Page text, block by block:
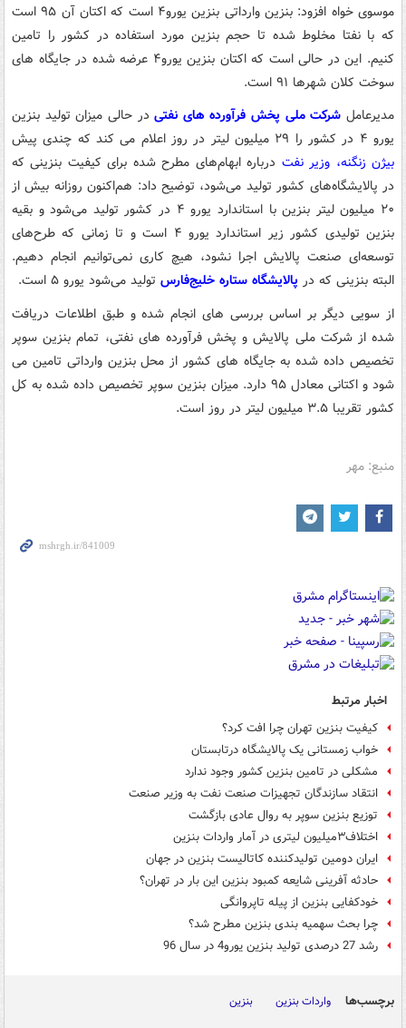
موسوی خواه افزود: بنزین وارداتی بنزین یورو۴ است که اکتان آن ۹۵ است
که با نفتا مخلوط شده تا حجم بنزین مورد استفاده در کشور را تامین
کنیم. این در حالی است که اکتان بنزین یورو۴ عرضه شده در جایگاه های
سوخت کلان شهرها ۹۱ است.
مدیرعامل شرکت ملی پخش فرآورده های نفتیدر حالی میزان تولید بنزین
یورو ۴ در کشور را ۲۹ میلیون لیتر در روز اعلام می کند که چندی پیش
بیژن زنگنه، وزیر نفت درباره ابهام‌های مطرح شده برای کیفیت بنزینی که
در پالایشگاه‌های کشور تولید می‌شود، توضیح داد: هم‌اکنون روزانه بیش از
۲۰ میلیون لیتر بنزین با استاندارد یورو ۴ در کشور تولید می‌شود و بقیه
بنزین تولیدی کشور زیر استاندارد یورو ۴ است و تا زمانی که طرح‌های
توسعه‌ای صنعت پالایش اجرا نشود، هیچ کاری نمی‌توانیم انجام دهیم.
البته بنزینی که در پالایشگاه ستاره خلیج‌فارس تولید می‌شود یورو ۵ است.
از سویی دیگر بر اساس بررسی های انجام شده و طبق اطلاعات دریافت
شده از شرکت ملی پالایش و پخش فرآورده های نفتی، تمام بنزین سوپر
تخصیص داده شده به جایگاه های کشور از محل بنزین وارداتی تامین می
شود و اکتانی معادل ۹۵ دارد. میزان بنزین سوپر تخصیص داده شده به کل
کشور تقریبا ۳.۵ میلیون لیتر در روز است.
منبع: مهر
اخبار مرتبط
کیفیت بنزین تهران چرا افت کرد؟
خواب زمستانی یک پالایشگاه درتابستان
مشکلی در تامین بنزین کشور وجود ندارد
انتقاد سازندگان تجهیزات صنعت نفت به وزیر صنعت
توزیع بنزین سوپر به روال عادی بازگشت
اختلاف۳میلیون لیتری در آمار واردات بنزین
ایران دومین تولیدکننده کاتالیست بنزین در جهان
حادثه آفرینی شایعه کمبود بنزین این بار در تهران؟
خودکفایی بنزین از پیله تاپروانگی
چرا بحث سهمیه بندی بنزین مطرح شد؟
رشد 27 درصدی تولید بنزین یورو4 در سال 96
برچسب‌ها واردات بنزین بنزین